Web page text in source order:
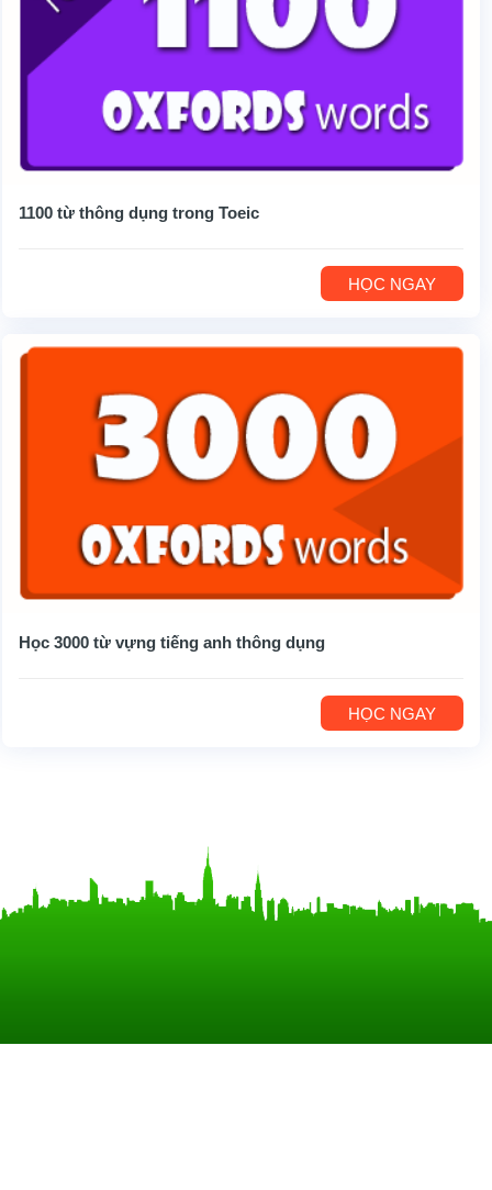
1100 từ thông dụng trong Toeic
HỌC NGAY
Học 3000 từ vựng tiếng anh thông dụng
HỌC NGAY